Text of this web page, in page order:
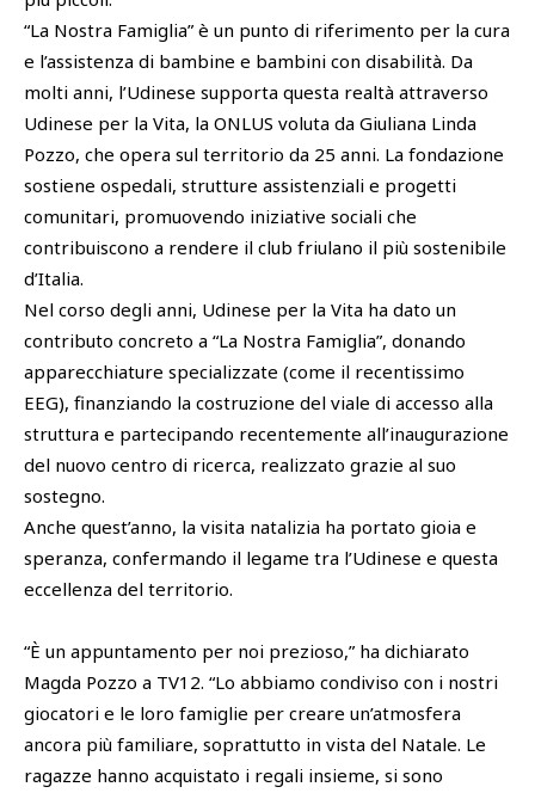
“La Nostra Famiglia” è un punto di riferimento per la cura
e l’assistenza di bambine e bambini con disabilità. Da
molti anni, l’Udinese supporta questa realtà attraverso
Udinese per la Vita, la ONLUS voluta da Giuliana Linda
Pozzo, che opera sul territorio da 25 anni. La fondazione
sostiene ospedali, strutture assistenziali e progetti
comunitari, promuovendo iniziative sociali che
contribuiscono a rendere il club friulano il più sostenibile
d’Italia.
Nel corso degli anni, Udinese per la Vita ha dato un
contributo concreto a “La Nostra Famiglia”, donando
apparecchiature specializzate (come il recentissimo
EEG), finanziando la costruzione del viale di accesso alla
struttura e partecipando recentemente all’inaugurazione
del nuovo centro di ricerca, realizzato grazie al suo
sostegno.
Anche quest’anno, la visita natalizia ha portato gioia e
speranza, confermando il legame tra l’Udinese e questa
eccellenza del territorio.
“È un appuntamento per noi prezioso,” ha dichiarato
Magda Pozzo a TV12. “Lo abbiamo condiviso con i nostri
giocatori e le loro famiglie per creare un’atmosfera
ancora più familiare, soprattutto in vista del Natale. Le
ragazze hanno acquistato i regali insieme, si sono